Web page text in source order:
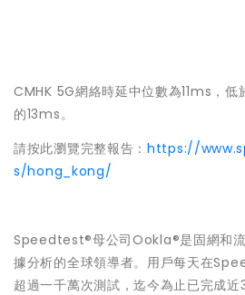
CMHK 5G網絡時延中位數為11ms，低
的13ms。
請按此瀏覽完整報告： https://
s/hong_kong/
Speedtest®母公司Ookla®是固網和
據分析的全球領導者。用戶每天在
超過一千萬次測試，迄今為止已完成